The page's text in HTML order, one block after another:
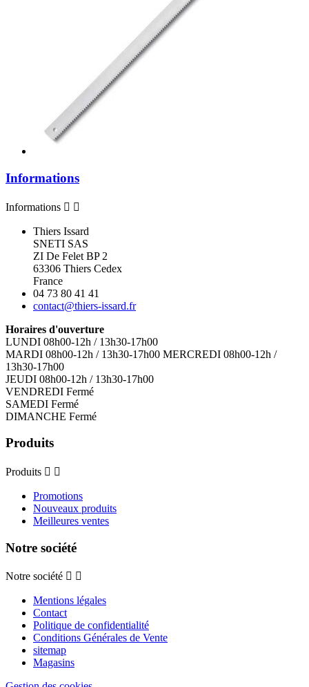
Informations
Informations  
Thiers Issard
SNETI SAS
ZI De Felet BP 2
63306 Thiers Cedex
France
04 73 80 41 41
contact@thiers-issard.fr
Horaires d'ouverture
LUNDI 08h00-12h / 13h30-17h00
MARDI 08h00-12h / 13h30-17h00 MERCREDI 08h00-12h /
13h30-17h00
JEUDI 08h00-12h / 13h30-17h00
VENDREDI Fermé
SAMEDI Fermé
DIMANCHE Fermé
Produits
Produits  
Promotions
Nouveaux produits
Meilleures ventes
Notre société
Notre société  
Mentions légales
Contact
Politique de confidentialité
Conditions Générales de Vente
sitemap
Magasins